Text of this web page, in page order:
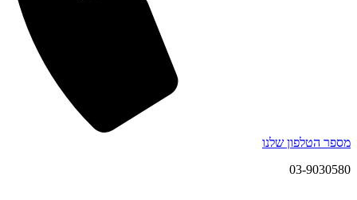
מספר הטלפון שלנו
03-9030580